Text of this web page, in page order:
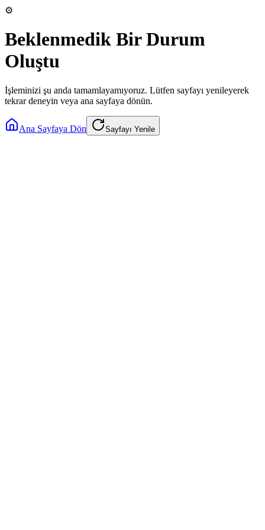
⚙️
Beklenmedik Bir Durum
Oluştu
İşleminizi şu anda tamamlayamıyoruz. Lütfen sayfayı yenileyerek
tekrar deneyin veya ana sayfaya dönün.
Ana Sayfaya Dön Sayfayı Yenile